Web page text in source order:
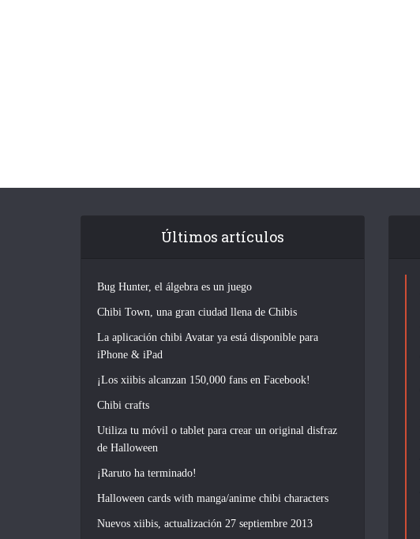
Últimos artículos
Bug Hunter, el álgebra es un juego
Chibi Town, una gran ciudad llena de Chibis
La aplicación chibi Avatar ya está disponible para
iPhone & iPad
¡Los xiibis alcanzan 150,000 fans en Facebook!
Chibi crafts
Utiliza tu móvil o tablet para crear un original disfraz
de Halloween
¡Raruto ha terminado!
Halloween cards with manga/anime chibi characters
Nuevos xiibis, actualización 27 septiembre 2013